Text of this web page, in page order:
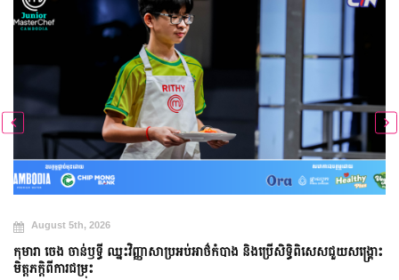
August 5th, 2026
កុមារា ចេង ចាន់ឫទ្ធី ឈ្នះវិញ្ញាសាប្រអប់អាថ៌កំបាង និងប្រើសិទ្ធិពិសេសជួយសង្គ្រោះ
មិត្តភក្តិពីការជម្រុះ